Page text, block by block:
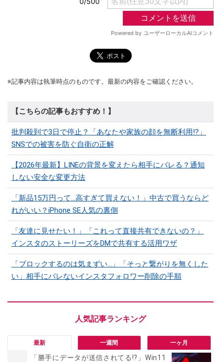
※記事内容は執筆時点のものです。最新の内容をご確認ください。
【こちらの記事もおすすめ！】
批判殺到で3日で停止？「あなたや家族の顔を無断利用!?」
SNSでの被害を防ぐ自衛の正解
【2026年最新】LINEの背景を変えたら相手にバレる？通知
しない安全な変更方法
「新品15万円って…高すぎて買えない！」中古で買うならど
れがいい？iPhone SE人気の裏側
「友達に見せたい！」「これって直接共有できないの？」
インスタのストーリーズをDMで共有する活用ワザ
「ブロックするのは気まずい…」「そっと繋がりを無くした
い」相手にバレないインスタフォロワー削除の手順
最新 一週間 一ヶ月
「勝手にデータが送信されてる!?」Win11